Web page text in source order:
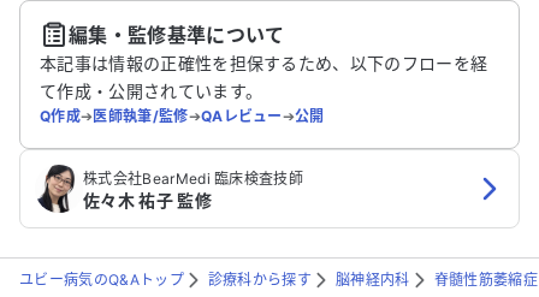
送信する
編集・監修基準について
本記事は情報の正確性を担保するため、以下のフローを経
て作成・公開されています。
Q作成➔医師執筆/監修➔QAレビュー➔公開
株式会社BearMedi 臨床検査技師
佐々木 祐子 監修
ユビー病気のQ&Aトップ 診療科から探す 脳神経内科 脊髄性筋萎縮症